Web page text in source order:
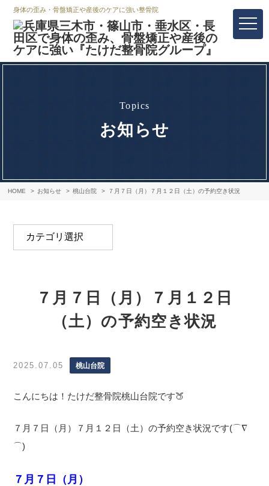
身体の歪み・骨盤矯正や産後のケアに強い整骨院
topics
お知らせ
HOME お知らせ 桃山台院 ７月７日（月）７月１２日（土）の予約空き状況
７月７日（月）７月１２日
（土）の予約空き状況
2025.07.05 桃山台院
こんにちは！たけだ整骨院桃山台院です🍑
７月７日（月）７月１２日（土）の予約空き状況です(⌒∇
⌒)
７月７ 日（月）